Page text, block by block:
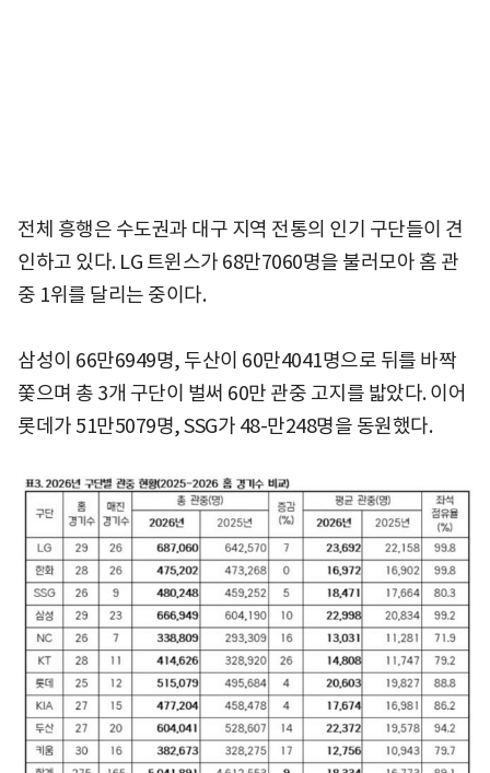
전체 흥행은 수도권과 대구 지역 전통의 인기 구단들이 견
인하고 있다. LG 트윈스가 68만7060명을 불러모아 홈 관
중 1위를 달리는 중이다.
삼성이 66만6949명, 두산이 60만4041명으로 뒤를 바짝
쫓으며 총 3개 구단이 벌써 60만 관중 고지를 밟았다. 이어
롯데가 51만5079명, SSG가 48-만248명을 동원했다.